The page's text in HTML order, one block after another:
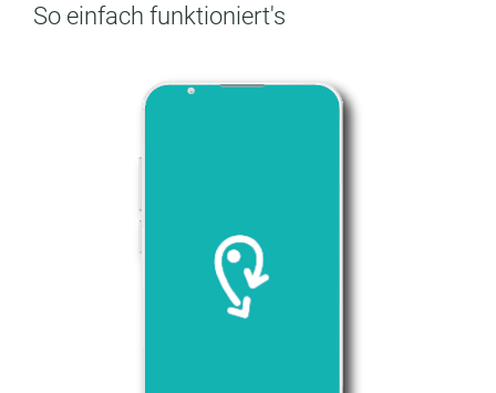
So einfach funktioniert's